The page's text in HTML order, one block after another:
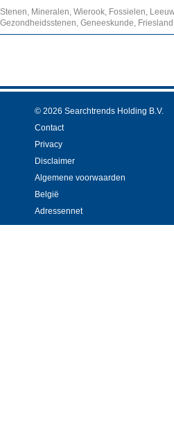
Stenen, Mineralen, Wierook, Fossielen,
Gezondheidsstenen, Geneeskunde, Friesland
© 2026 Searchtrends Holding B.V.
Contact
Privacy
Disclaimer
Algemene voorwaarden
België
Adressennet